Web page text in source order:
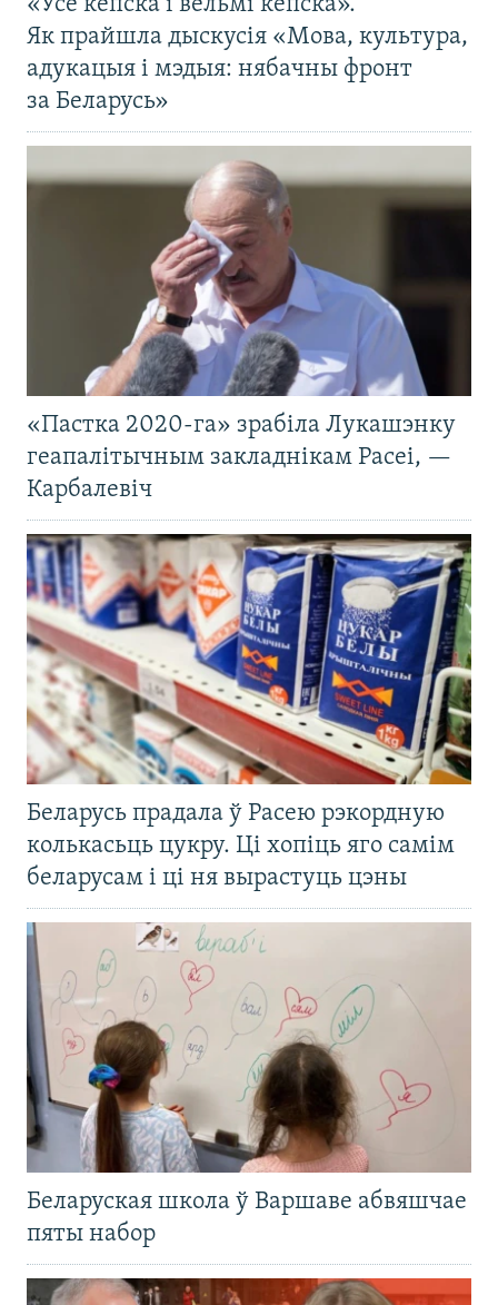
Як прайшла дыскусія «Мова, культура,
адукацыя і мэдыя: нябачны фронт
за Беларусь»
«Пастка 2020-га» зрабіла Лукашэнку
геапалітычным закладнікам Расеі, —
Карбалевіч
Беларусь прадала ў Расею рэкордную
колькасьць цукру. Ці хопіць яго самім
беларусам і ці ня вырастуць цэны
Беларуская школа ў Варшаве абвяшчае
пяты набор